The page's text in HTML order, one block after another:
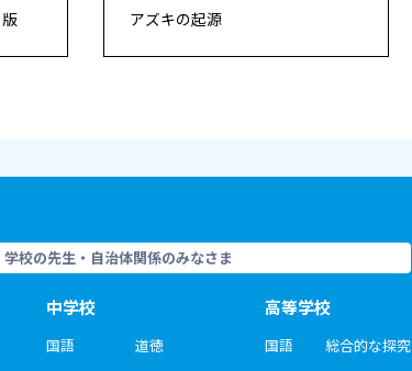
アズキの起源
学校の先生・自治体関係のみなさま
中学校
国語
道徳
高等学校
国語
総合的な探究